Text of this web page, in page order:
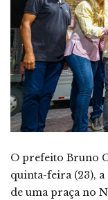
O prefeito Bruno
quinta-feira (23),
de uma praça no